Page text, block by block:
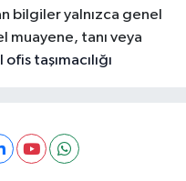
bilgiler yalnızca genel
muayene, tanı veya
ofis taşımacılığı